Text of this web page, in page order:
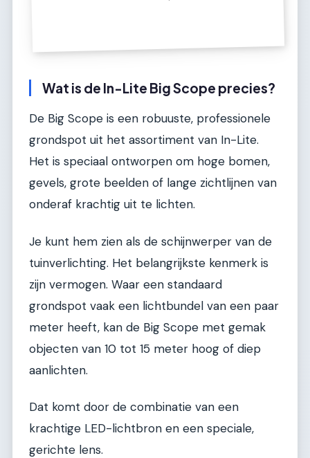
Wat is de In-Lite Big Scope precies?
De Big Scope is een robuuste, professionele
grondspot uit het assortiment van In-Lite.
Het is speciaal ontworpen om hoge bomen,
gevels, grote beelden of lange zichtlijnen van
onderaf krachtig uit te lichten.
Je kunt hem zien als de schijnwerper van de
tuinverlichting. Het belangrijkste kenmerk is
zijn vermogen. Waar een standaard
grondspot vaak een lichtbundel van een paar
meter heeft, kan de Big Scope met gemak
objecten van 10 tot 15 meter hoog of diep
aanlichten.
Dat komt door de combinatie van een
krachtige LED-lichtbron en een speciale,
gerichte lens.